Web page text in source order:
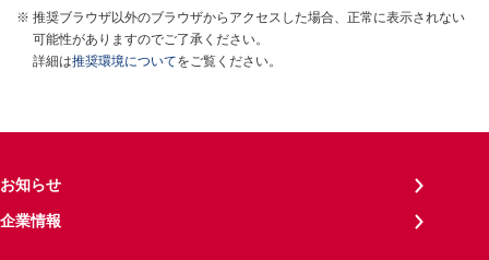
推奨ブラウザ以外のブラウザからアクセスした場合、正常に表示されない
可能性がありますのでご了承ください。
詳細は推奨環境についてをご覧ください。
お知らせ
企業情報